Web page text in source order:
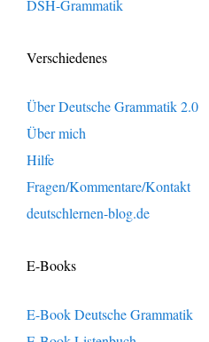
DSH-Grammatik
Verschiedenes
Über Deutsche Grammatik 2.0
Über mich
Hilfe
Fragen/Kommentare/Kontakt
deutschlernen-blog.de
E-Books
E-Book Deutsche Grammatik